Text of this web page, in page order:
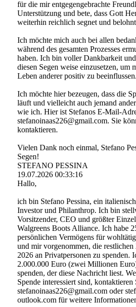
für die mir entgegengebrachte
Unterstützung und bete, dass Gott
weiterhin reichlich segnet und
Ich möchte mich auch bei allen
während des gesamten Prozesses
haben. Ich bin voller Dankbarkeit
diesen Segen weise einzusetzen, um
Leben anderer positiv zu beeinflussen.
Ich möchte hier bezeugen, dass die
läuft und vielleicht auch jemand
wie ich. Hier ist Stefanos E-Mail-
stefanoinaas226@­gmail.­com.­ Sie
kontaktieren.
Vielen Dank noch einmal, Stefano
Segen!
STEFANO PESSINA
19.07.2026 00:33:16
Hallo,
ich bin Stefano Pessina, ein
Investor und Philanthrop. Ich bin
Vorsitzender, CEO und größter
Walgreens Boots Alliance. Ich habe
persönlichen Vermögens für
und mir vorgenommen, die restlichen
2026 an Privatpersonen zu spenden.
2.000.000 Euro (zwei Millionen
spenden, der diese Nachricht liest.
Spende interessiert sind,
stefanoinaas226@­gmail.­com oder
outlook.­com für weitere